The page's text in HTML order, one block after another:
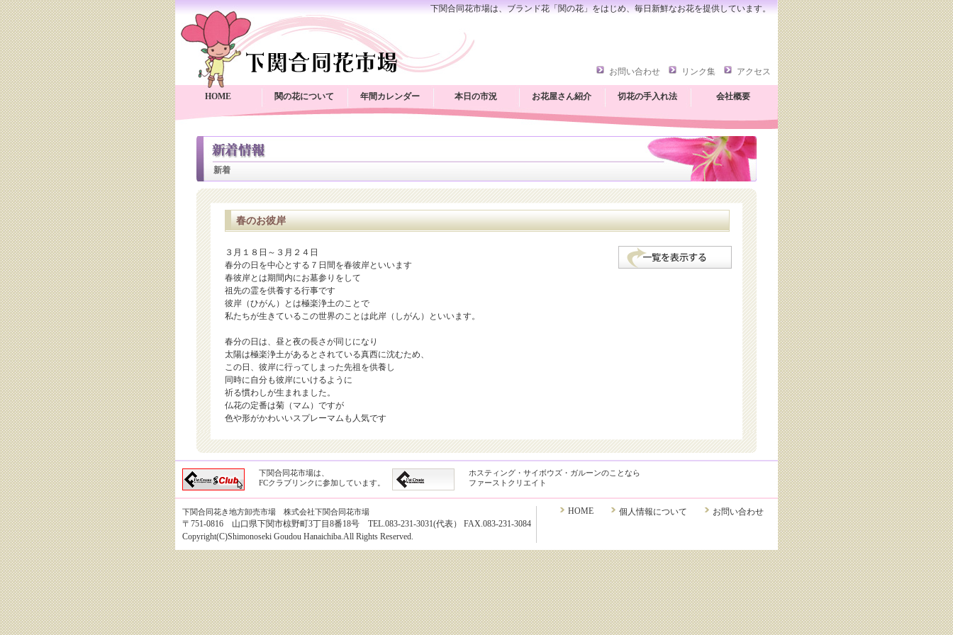
下関合同花市場は、ブランド花「関の花」をはじめ、毎日新鮮なお花を提供しています。
お問い合わせ リンク集 アクセス
HOME 関の花について 年間カレンダー 本日の市況 お花屋さん紹介 切花の手入れ法 会社概要
新着
春のお彼岸
３月１８日～３月２４日
春分の日を中心とする７日間を春彼岸といいます
春彼岸とは期間内にお墓参りをして
祖先の霊を供養する行事です
彼岸（ひがん）とは極楽浄土のことで
私たちが生きているこの世界のことは此岸（しがん）といいます。
春分の日は、昼と夜の長さが同じになり
太陽は極楽浄土があるとされている真西に沈むため、
この日、彼岸に行ってしまった先祖を供養し
同時に自分も彼岸にいけるように
祈る慣わしが生まれました。
仏花の定番は菊（マム）ですが
色や形がかわいいスプレーマムも人気です
下関合同花市場は、
FCクラブリンクに参加しています。
ホスティング・サイボウズ・ガルーンのことなら
ファーストクリエイト
下関合同花き地方卸売市場 株式会社下関合同花市場
〒751-0816 山口県下関市椋野町3丁目8番18号 TEL.083-231-3031(代表） FAX.083-231-3084
Copyright(C)Shimonoseki Goudou Hanaichiba.All Rights Reserved.
お問い合わせ
個人情報について
HOME